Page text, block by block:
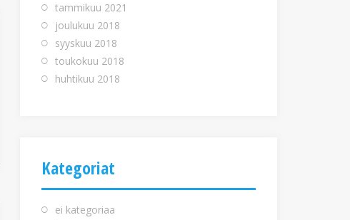
tammikuu 2021
joulukuu 2018
syyskuu 2018
toukokuu 2018
huhtikuu 2018
Kategoriat
ei kategoriaa